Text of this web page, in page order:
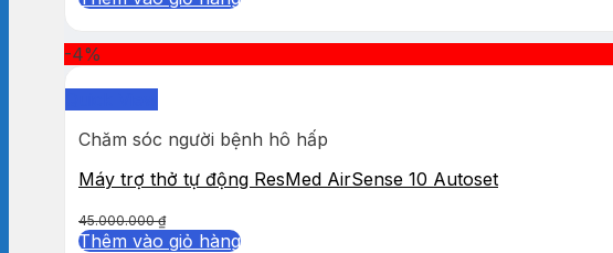
-4%
Chăm sóc người bệnh hô hấp
Máy trợ thở tự động ResMed AirSense 10 Autoset
45.000.000₫
Thêm vào giỏ hàng